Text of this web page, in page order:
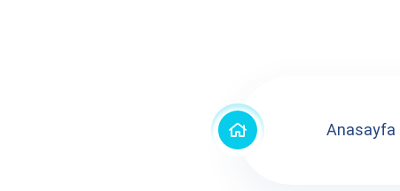
Anasayfa